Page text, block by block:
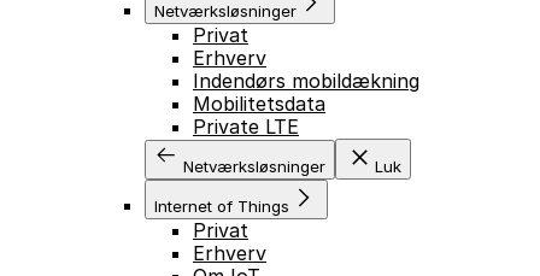
Netværksløsninger
Privat
Erhverv
Indendørs mobildækning
Mobilitetsdata
Private LTE
Netværksløsninger Luk
Internet of Things
Privat
Erhverv